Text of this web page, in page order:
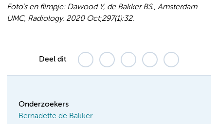
Foto's en filmpje: Dawood Y, de Bakker BS., Amsterdam
UMC, Radiology. 2020 Oct;297(1):32.
Deel dit
Onderzoekers
Bernadette de Bakker